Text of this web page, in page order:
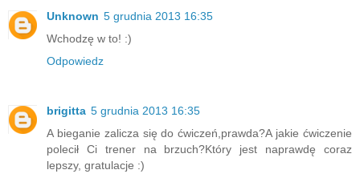
Unknown 5 grudnia 2013 16:35
Wchodzę w to! :)
Odpowiedz
brigitta 5 grudnia 2013 16:35
A bieganie zalicza się do ćwiczeń,prawda?A jakie ćwiczenie
polecił Ci trener na brzuch?Który jest naprawdę coraz
lepszy, gratulacje :)